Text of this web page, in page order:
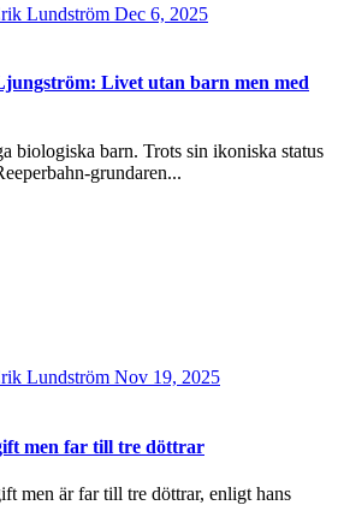
Lundström Dec 6, 2025
Livet utan barn men med
grundaren...
Lundström Nov 19, 2025
men far till tre döttrar